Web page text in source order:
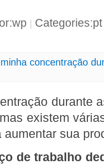
|
concentração
durante
existem
aumentar sua
de trabalho